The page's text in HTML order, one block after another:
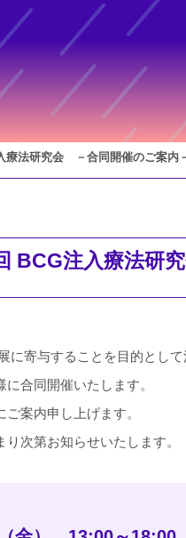
法研究会 －合同開催のご案内
BCG注入療法研
寄与することを目的とし
合同開催いたします。
案内申し上げます。
次第お知らせいたします。